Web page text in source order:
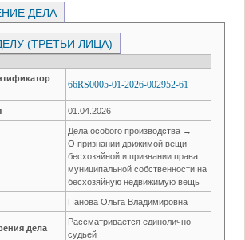
ДЕЛА
(ТРЕТЬИ ЛИЦА)
66RS0005-01-2026-002952-61
01.04.2026
Дела особого производства →
О признании движимой вещи
бесхозяйной и признании права
муниципальной собственности на
бесхозяйную недвижимую вещь
Панова Ольга Владимировна
дела
Рассматривается единолично
судьей